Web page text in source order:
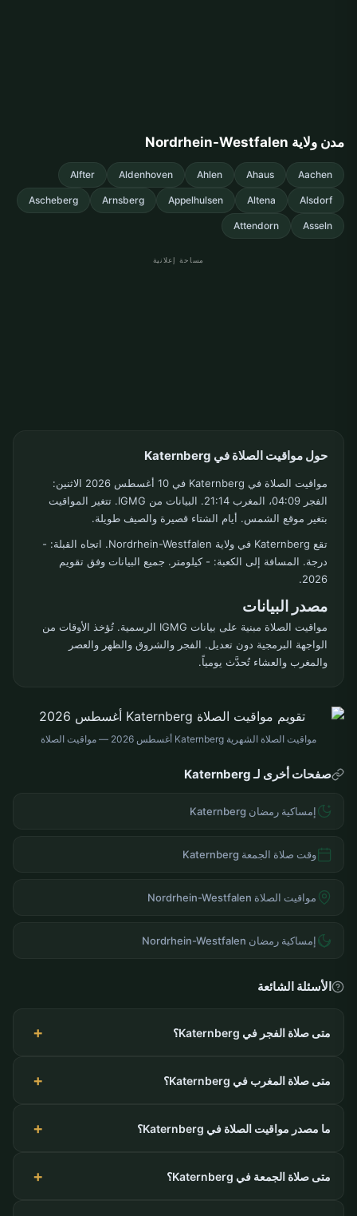
مدن ولاية Nordrhein-Westfalen
Aachen
Ahaus
Ahlen
Aldenhoven
Alfter
Alsdorf
Altena
Appelhulsen
Arnsberg
Ascheberg
Asseln
Attendorn
مساحة إعلانية
حول مواقيت الصلاة في Katernberg
مواقيت الصلاة في Katernberg في 10 أغسطس 2026 الاثنين:
الفجر 04:09، المغرب 21:14. البيانات من IGMG. تتغير المواقيت
بتغير موقع الشمس. أيام الشتاء قصيرة والصيف طويلة.
تقع Katernberg في ولاية Nordrhein-Westfalen. اتجاه القبلة: -
درجة. المسافة إلى الكعبة: - كيلومتر. جميع البيانات وفق تقويم
2026.
مصدر البيانات
مواقيت الصلاة مبنية على بيانات IGMG الرسمية. تُؤخذ الأوقات من
الواجهة البرمجية دون تعديل. الفجر والشروق والظهر والعصر
والمغرب والعشاء تُحدَّث يومياً.
مواقيت الصلاة الشهرية Katernberg أغسطس 2026 — مواقيت الصلاة
صفحات أخرى لـ Katernberg
إمساكية رمضان Katernberg
وقت صلاة الجمعة Katernberg
مواقيت الصلاة Nordrhein-Westfalen
إمساكية رمضان Nordrhein-Westfalen
الأسئلة الشائعة
متى صلاة الفجر في Katernberg؟
متى صلاة المغرب في Katernberg؟
ما مصدر مواقيت الصلاة في Katernberg؟
متى صلاة الجمعة في Katernberg؟